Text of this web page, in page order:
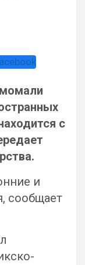
с
и
сообщает